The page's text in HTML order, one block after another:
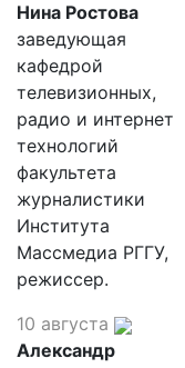
Нина Ростова
заведующая
кафедрой
телевизионных,
радио и интернет
технологий
факультета
журналистики
Института
Массмедиа РГГУ,
режиссер.
10 августа
Александр